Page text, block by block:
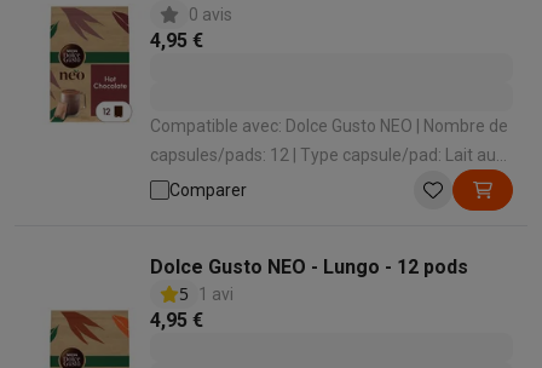
0 avis
4,95 €
Compatible avec: Dolce Gusto NEO | Nombre de
capsules/pads: 12 | Type capsule/pad: Lait au
chocolat
Comparer
Dolce Gusto NEO - Lungo - 12 pods
5
1 avi
4,95 €